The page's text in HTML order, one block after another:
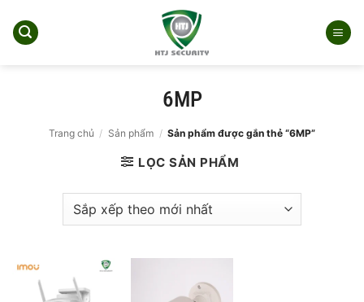
qua
6MP
Trang chủ / Sản phẩm / Sản phẩm được gắn thẻ “6MP”
LỌC SẢN PHẨM